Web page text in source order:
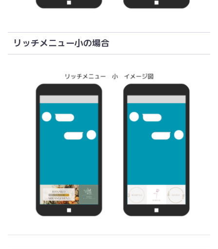
リッチメニュー小の場合